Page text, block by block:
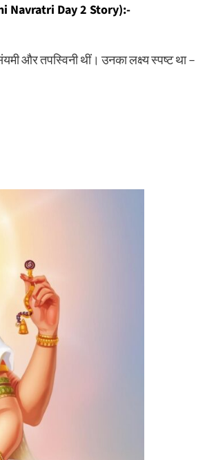
Navratri Day 2 Story):-
और तपस्विनी थीं। उनका लक्ष्य स्पष्ट था –